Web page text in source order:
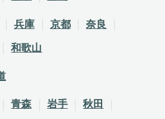
兵庫 京都
奈良
和歌山
青森 岩手
秋田